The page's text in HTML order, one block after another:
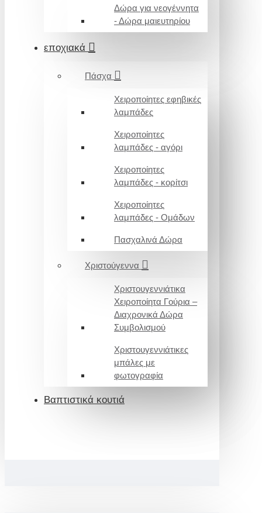
Δώρα για νεογέννητα
- Δώρα μαιευτηρίου
εποχιακά
Πάσχα
Χειροποίητες εφηβικές
λαμπάδες
Χειροποίητες
λαμπάδες - αγόρι
Χειροποίητες
λαμπάδες - κορίτσι
Χειροποίητες
λαμπάδες - Ομάδων
Πασχαλινά Δώρα
Χριστούγεννα
Χριστουγεννιάτικα
Χειροποίητα Γούρια –
Διαχρονικά Δώρα
Συμβολισμού
Χριστουγεννιάτικες
μπάλες με
φωτογραφία
Βαπτιστικά κουτιά